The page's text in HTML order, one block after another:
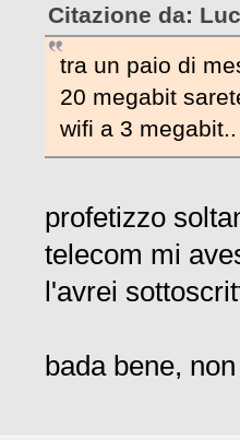
Citazione da:
tra un paio di
20 megabit
wifi a 3 megabit..
profetizzo
telecom mi
l'avrei
bada bene,